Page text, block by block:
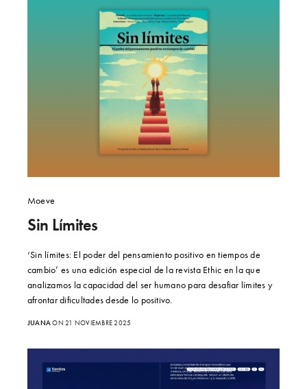
Moeve
Sin Límites
‘Sin límites: El poder del pensamiento positivo en tiempos de
cambio’ es una edición especial de la revista Ethic en la que
analizamos la capacidad del ser humano para desafiar límites y
afrontar dificultades desde lo positivo.
JUANAON 21 NOVIEMBRE 2025